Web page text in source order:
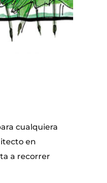
cualquiera
en
a recorrer